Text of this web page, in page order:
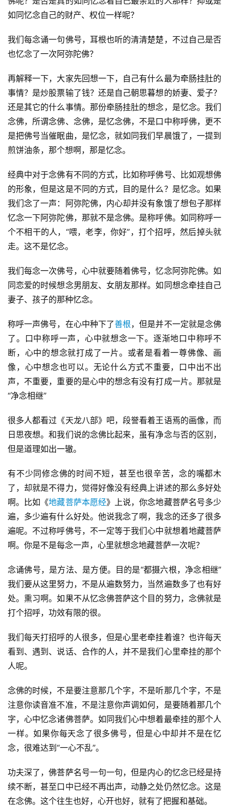
如同忆念自己的财产、权位一样呢？
我们每念诵一句佛号，耳根也听的清清楚楚，不过自己是否
也忆念了一次阿弥陀佛？
再解释一下，大家先回想一下，自己有什么最为牵肠挂肚的
事情？是炒股票输了钱？还是自己朝思暮想的娇妻、爱子？
还是其它的什么事情。那份牵肠挂肚的想念，是忆念。我们
念佛，所谓念佛、念佛，是忆念佛，不是口中称呼佛，更不
是把佛号当催眠曲，是忆念，就如同我们早晨饿了，一提到
煎饼油条，那个想啊，那是忆念。
经典中对于念佛有不同的方式，比如称呼佛号、比如观想佛
的形象，但是这是不同的方式，目的是什么？是忆念。如果
我们念了一声：阿弥陀佛，内心却并没有象饿了想包子那样
忆念一下阿弥陀佛，那就不是念佛。是称呼佛。如同称呼一
个不相干的人，“喂，老李，你好”，打个招呼，然后掉头就
走。这不是忆念。
我们每念一次佛号，心中就要随着佛号，忆念阿弥陀佛。如
同恋爱的时候想念男朋友、女朋友那样。如同想念牵挂自己
妻子、孩子的那种忆念。
称呼一声佛号，在心中种下了善根，但是并不一定就是念佛
了。口中称呼一声，心中就想念一下。逐渐地口中称呼不
断，心中的想念就打成了一片。或者是看着一尊佛像、画
像，心中想念也可以。无论什么方式不重要，口中出不出
声，不重要，重要的是心中的想念有没有打成一片。那就是
“净念相继”
很多人都看过《天龙八部》吧，段誉看着王语焉的画像，而
日思夜想。和我们说的念佛比起来，虽有净念与否的区别，
但是道理如出一辙。
有不少同修念佛的时间不短，甚至也很辛苦，念的嘴都木
了，却就是不得力，觉得好像没有经典上讲述的那么多好处
啊。比如《地藏菩萨本愿经》上说，你念地藏菩萨名号多少
遍，多少遍有什么好处。他说我念了啊，我念的还多了很多
遍呢。不过称呼佛号，不一定等于我们心中就想着地藏菩萨
啊。你是不是每念一声，心里就想念地藏菩萨一次呢？
念诵佛号，是方法、是方便。目的是“都摄六根，净念相继”
我们要从这里努力，不是从遍数努力，当然遍数多了也有好
处。熏习啊。如果不从忆念佛菩萨这个目的努力，念佛就是
打个招呼，功效有限的很。
我们每天打招呼的人很多，但是心里老牵挂着谁？也许每天
看到、遇到、说话、合作的人，并不是我们心里牵挂的那个
人呢。
念佛的时候，不是要注意那几个字，不是听那几个字，不是
注意你读音准不准，不是注意你声调如何，是要随着那几个
字，心中忆念诸佛菩萨。如同我们心中想着最牵挂的那个人
一样。如果你每天念了很多佛号，但是心中却并不是在忆
念，很难达到“一心不乱”。
功夫深了，佛菩萨名号一句一句，但是内心的忆念已经是持
续不断，甚至口中已经不再出声，动静之处仍然忆念。这是
在念佛。这个往生也好，心开也好，就有了把握和基础。